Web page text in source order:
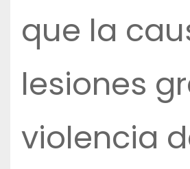
que la
lesiones
violencia